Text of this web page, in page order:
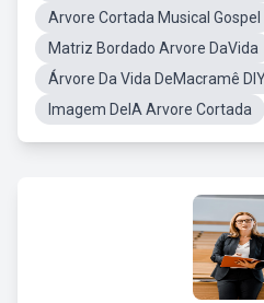
Arvore Cortada Musical Gospel
Matriz Bordado Arvore DaVida
Árvore Da Vida DeMacramê
Imagem DeIA Arvore Cortada